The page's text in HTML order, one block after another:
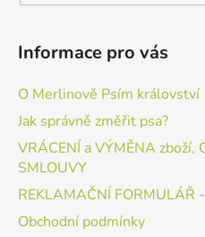
Informace pro vás
O Merlinově Psím království
Jak správně změřit psa?
VRÁCENÍ a VÝMĚNA zboží,
SMLOUVY
REKLAMAČNÍ FORMULÁŘ
Obchodní podmínky